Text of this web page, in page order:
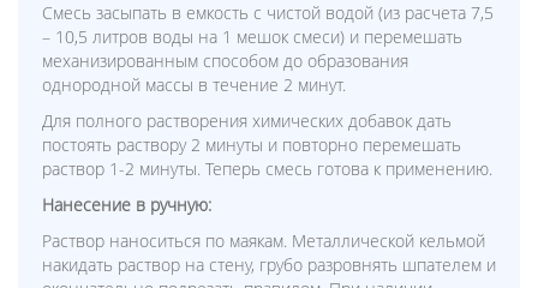
Смесь засыпать в емкость с чистой водой (из расчета 7,5
– 10,5 литров воды на 1 мешок смеси) и перемешать
механизированным способом до образования
однородной массы в течение 2 минут.
Для полного растворения химических добавок дать
постоять раствору 2 минуты и повторно перемешать
раствор 1-2 минуты. Теперь смесь готова к применению.
Нанесение в ручную:
Раствор наноситься по маякам. Металлической кельмой
накидать раствор на стену, грубо разровнять шпателем и